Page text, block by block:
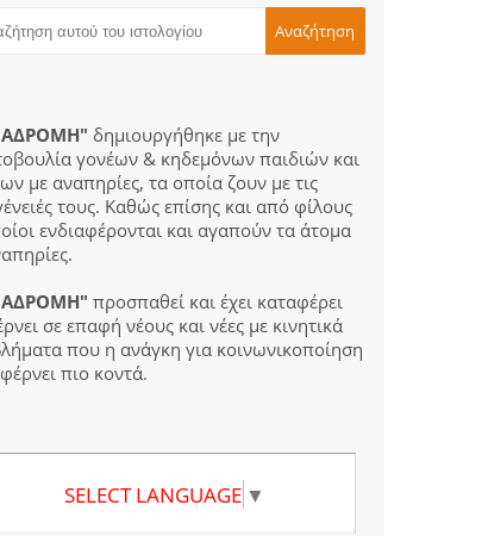
δημιουργήθηκε με την
γονέων & κηδεμόνων παιδιών και
με αναπηρίες, τα οποία ζουν με τις
τους. Καθώς επίσης και από φίλους
ενδιαφέρονται και αγαπούν τα άτομα
προσπαθεί και έχει καταφέρει
σε επαφή νέους και νέες με κινητικά
που η ανάγκη για κοινωνικοποίηση
πιο κοντά.
SELECT LANGUAGE ▼